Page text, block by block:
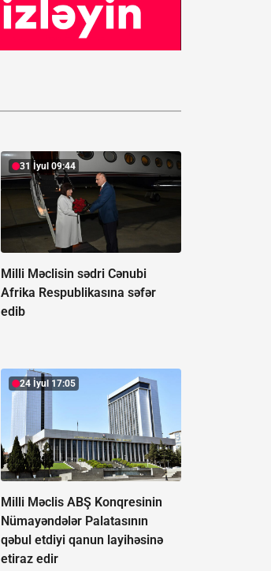
31 İyul 09:44
Milli Məclisin sədri Cənubi
Afrika Respublikasına səfər
edib
24 İyul 17:05
Milli Məclis ABŞ Konqresinin
Nümayəndələr Palatasının
qəbul etdiyi qanun layihəsinə
etiraz edir